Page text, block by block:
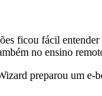
ficou fácil entender
no ensino
preparou um